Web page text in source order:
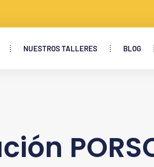
NUESTROS TALLERES BLOG